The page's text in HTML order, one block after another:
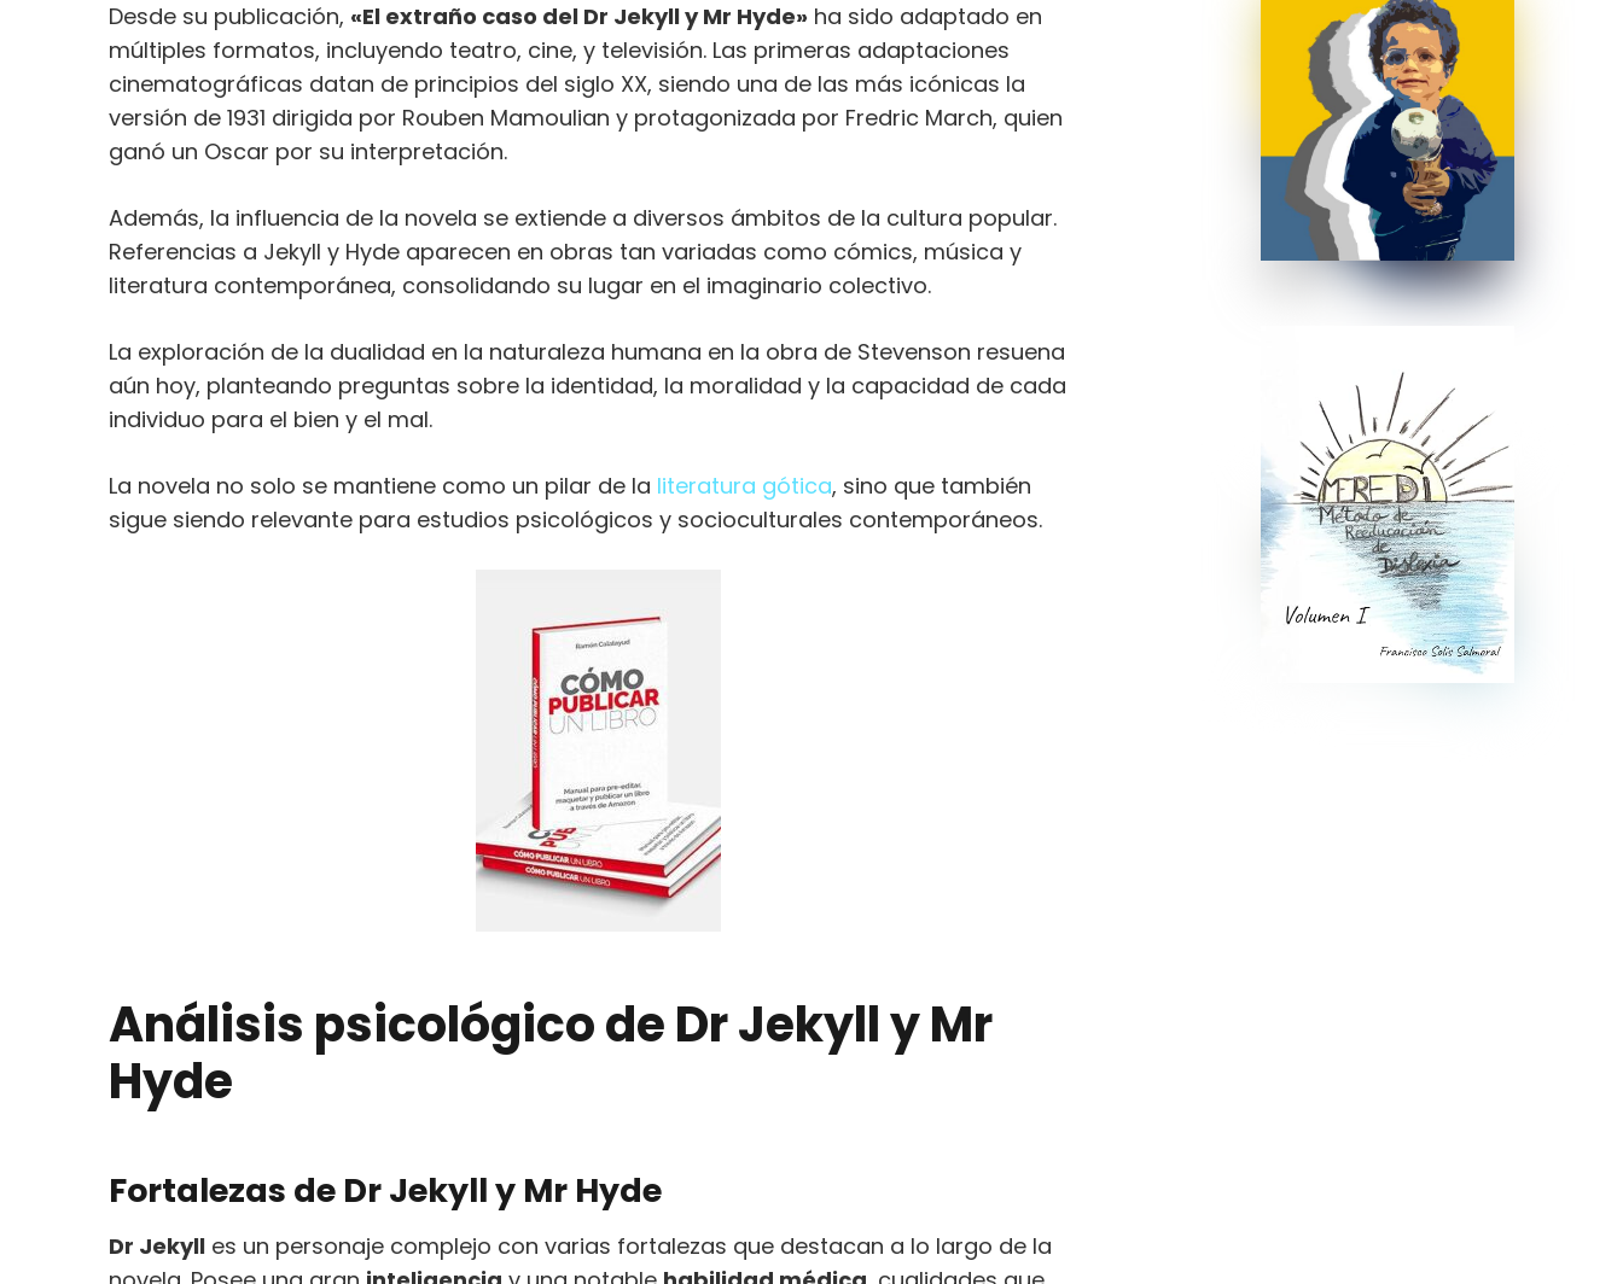
Desde su publicación, «El extraño caso del Dr Jekyll y Mr Hyde» ha sido adaptado en
múltiples formatos, incluyendo teatro, cine, y televisión. Las primeras adaptaciones
cinematográficas datan de principios del siglo XX, siendo una de las más icónicas la
versión de 1931 dirigida por Rouben Mamoulian y protagonizada por Fredric March, quien
ganó un Oscar por su interpretación.
Además, la influencia de la novela se extiende a diversos ámbitos de la cultura popular.
Referencias a Jekyll y Hyde aparecen en obras tan variadas como cómics, música y
literatura contemporánea, consolidando su lugar en el imaginario colectivo.
La exploración de la dualidad en la naturaleza humana en la obra de Stevenson resuena
aún hoy, planteando preguntas sobre la identidad, la moralidad y la capacidad de cada
individuo para el bien y el mal.
La novela no solo se mantiene como un pilar de la literatura gótica, sino que también
sigue siendo relevante para estudios psicológicos y socioculturales contemporáneos.
Análisis psicológico de Dr Jekyll y Mr
Hyde
Fortalezas de Dr Jekyll y Mr Hyde
Dr Jekyll es un personaje complejo con varias fortalezas que destacan a lo largo de la